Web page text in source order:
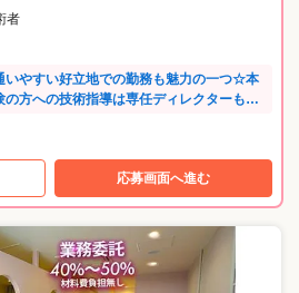
者
いやすい好立地での勤務も魅力の一つ☆本
方への技術指導は専任ディレクターも常
を作る』がSanctuaryの経営理念！私た
仕事。社員が豊かになるためには、まず
何より大切だと考えていますのでお客様愛
く働きましょう♪たくさんのご応募お待ち
応募画面へ進む